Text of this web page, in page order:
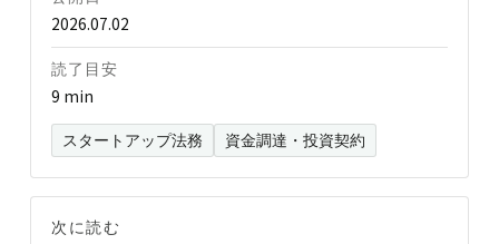
2026.07.02
読了目安
9 min
スタートアップ法務 資金調達・投資契約
次に読む